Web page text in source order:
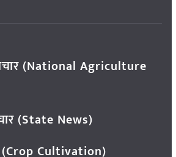
(National Agriculture
(State News)
Cultivation)